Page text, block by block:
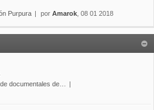
Purpura por Amarok , 08 01 2018
documentales de…